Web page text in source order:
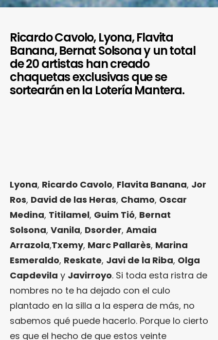
Ricardo Cavolo, Lyona, Flavita
Banana, Bernat Solsona y un total
de 20 artistas han creado
chaquetas exclusivas que se
sortearán en la Lotería Mantera.
Lyona, Ricardo Cavolo, Flavita Banana, Jor
Ros, David de las Heras, Chamo, Oscar
Medina, Titilamel, Guim Tió, Bernat
Solsona, Vanila, Dsorder, Amaia
Arrazola,Txemy, Marc Pallarès, Marina
Esmeraldo, Reskate, Javi de la Riba, Olga
Capdevila y Javirroyo. Si toda esta ristra de
nombres no te ha dejado con el culo
plantado en la silla a la espera de más, no
sabemos qué puede hacerlo. Porque lo cierto
es que el hecho de que estos veinte